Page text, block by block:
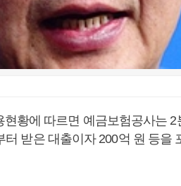
황에 따르면 예금보험공사는
받은 대출이자 200억 원 등을